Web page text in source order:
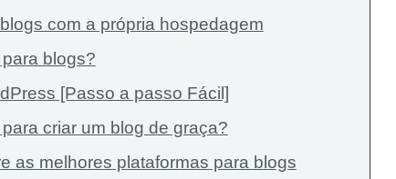
com a própria hospedagem
blogs?
[Passo a passo Fácil]
criar um blog de graça?
as melhores plataformas para blogs